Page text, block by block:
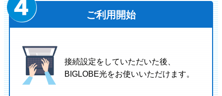
ご利用開始
接続設定をしていただいた後、
BIGLOBE光をお使いいただけます。